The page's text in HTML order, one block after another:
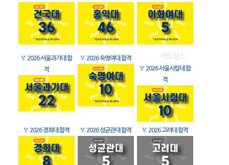
🏅 2026 서울과기대 합
격
🏅 2026 숙명여대 합격
🏅 2026 서울시립대 합
격
🏅 2026 경희대 합격 🏅 2026 성균관대 합격 🏅 2026 고려대 합격